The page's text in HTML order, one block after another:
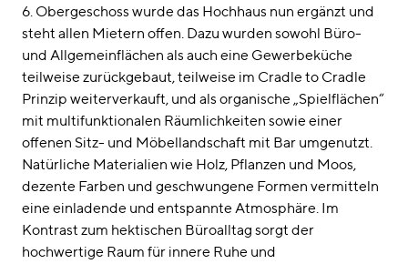
6. Obergeschoss wurde das Hochhaus nun ergänzt und
steht allen Mietern offen. Dazu wurden sowohl Büro-
und Allgemeinflächen als auch eine Gewerbeküche
teilweise zurückgebaut, teilweise im Cradle to Cradle
Prinzip weiterverkauft, und als organische „Spielflächen“
mit multifunktionalen Räumlichkeiten sowie einer
offenen Sitz- und Möbellandschaft mit Bar umgenutzt.
Natürliche Materialien wie Holz, Pflanzen und Moos,
dezente Farben und geschwungene Formen vermitteln
eine einladende und entspannte Atmosphäre. Im
Kontrast zum hektischen Büroalltag sorgt der
hochwertige Raum für innere Ruhe und